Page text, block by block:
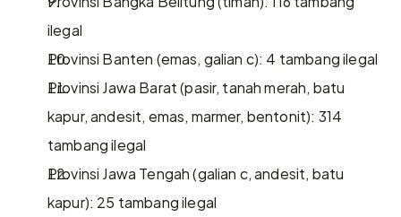
ilegal
Provinsi Banten (emas, galian c): 4 tambang ilegal
Provinsi Jawa Barat (pasir, tanah merah, batu
kapur, andesit, emas, marmer, bentonit): 314
tambang ilegal
Provinsi Jawa Tengah (galian c, andesit, batu
kapur): 25 tambang ilegal